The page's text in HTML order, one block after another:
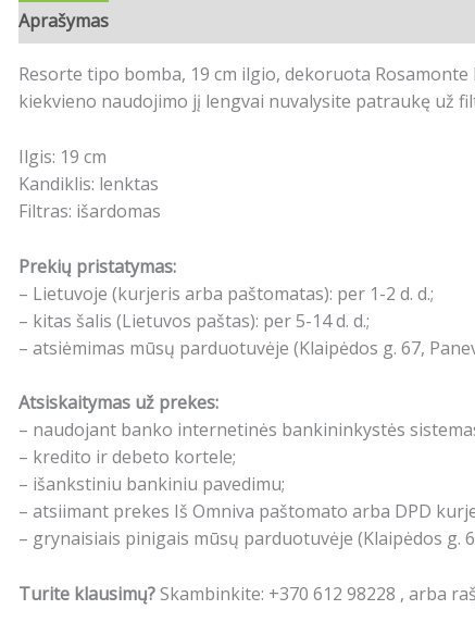
Aprašymas
Resorte tipo bomba, 19 cm ilgio, dekoruota
kiekvieno naudojimo jį lengvai nuvalysite patraukę už
Ilgis: 19 cm
Kandiklis: lenktas
Filtras: išardomas
Prekių pristatymas:
– Lietuvoje (kurjeris arba paštomatas): per 1-2 d. d.;
– kitas šalis (Lietuvos paštas): per 5-14 d. d.;
– atsiėmimas mūsų parduotuvėje (Klaipėdos g. 67,
Atsiskaitymas už prekes:
– naudojant banko internetinės bankininkystės
– kredito ir debeto kortele;
– išankstiniu bankiniu pavedimu;
– atsiimant prekes Iš Omniva paštomato arba DPD
– grynaisiais pinigais mūsų parduotuvėje (Klaipėdos g.
Turite klausimų?Skambinkite: +370 612 98228 , arba